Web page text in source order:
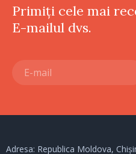
Primiți cele mai
E-mailul dvs.
Adresa: Republica Moldova,